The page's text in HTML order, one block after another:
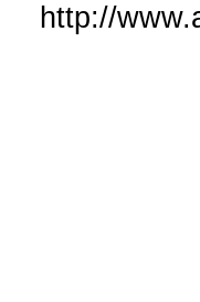
http://